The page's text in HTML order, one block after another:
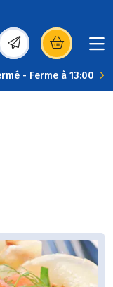
dans une
- Ferme à 13:00